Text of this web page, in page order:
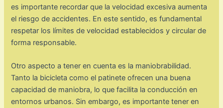
es importante recordar que la velocidad excesiva aumenta
el riesgo de accidentes. En este sentido, es fundamental
respetar los límites de velocidad establecidos y circular de
forma responsable.
Otro aspecto a tener en cuenta es la maniobrabilidad.
Tanto la bicicleta como el patinete ofrecen una buena
capacidad de maniobra, lo que facilita la conducción en
entornos urbanos. Sin embargo, es importante tener en